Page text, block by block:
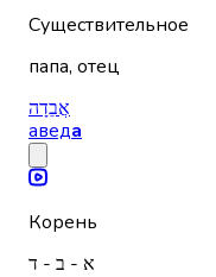
Существительное
папа, отец
אֲבֵדָה
аведа
Корень
א - ב - ד